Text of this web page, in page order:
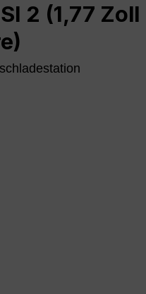
2 (1,77 Zoll